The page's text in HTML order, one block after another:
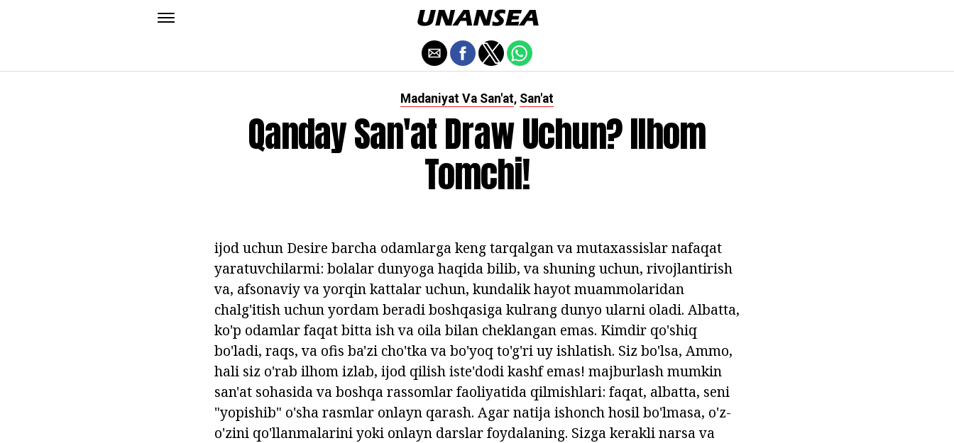
Madaniyat Va San'at, San'at
Qanday San'at Draw Uchun? Ilhom
Tomchi!
ijod uchun Desire barcha odamlarga keng tarqalgan va mutaxassislar nafaqat
yaratuvchilarmi: bolalar dunyoga haqida bilib, va shuning uchun, rivojlantirish
va, afsonaviy va yorqin kattalar uchun, kundalik hayot muammolaridan
chalg'itish uchun yordam beradi boshqasiga kulrang dunyo ularni oladi. Albatta,
ko'p odamlar faqat bitta ish va oila bilan cheklangan emas. Kimdir qo'shiq
bo'ladi, raqs, va ofis ba'zi cho'tka va bo'yoq to'g'ri uy ishlatish. Siz bo'lsa, Ammo,
hali siz o'rab ilhom izlab, ijod qilish iste'dodi kashf emas! majburlash mumkin
san'at sohasida va boshqa rassomlar faoliyatida qilmishlari: faqat, albatta, seni
"yopishib" o'sha rasmlar onlayn qarash. Agar natija ishonch hosil bo'lmasa, o'z-
o'zini qo'llanmalarini yoki onlayn darslar foydalaning. Sizga kerakli narsa va